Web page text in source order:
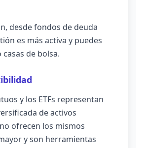
desde fondos de deuda
es más activa y puedes
de bolsa.
y los ETFs representan
de activos
ofrecen los mismos
y son herramientas